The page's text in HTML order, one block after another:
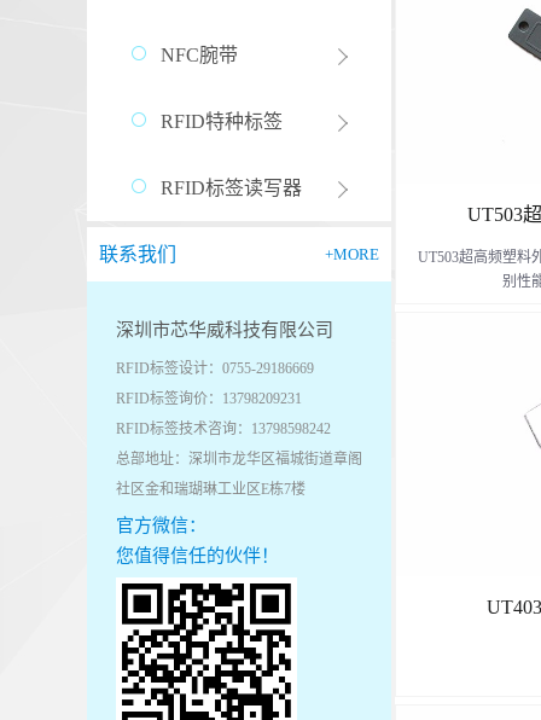
NFC腕带
RFID特种标签
RFID标签读写器
联系我们 +MORE
深圳市芯华威科技有限公司
RFID标签设计：0755-29186669
RFID标签询价：13798209231
RFID标签技术咨询：13798598242
总部地址：深圳市龙华区福城街道章阁
社区金和瑞瑚琳工业区E栋7楼
官方微信：
您值得信任的伙伴！
UT503
UT503超高频塑料
别性